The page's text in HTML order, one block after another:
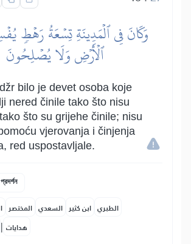
وَكَانَ فِي ٱلۡمَدِينَةِ تِسۡعَةُ رَهۡطٖ
ٱلۡأَرۡضِ وَلَا يُصۡلِحُونَ
bilo je devet osoba koje
nered činile tako što nisu
što su grijehe činile; nisu
vjerovanja i činjenja
red uspostavljale.
المختصر السعدي ابن كثير الطبري
| هدايات